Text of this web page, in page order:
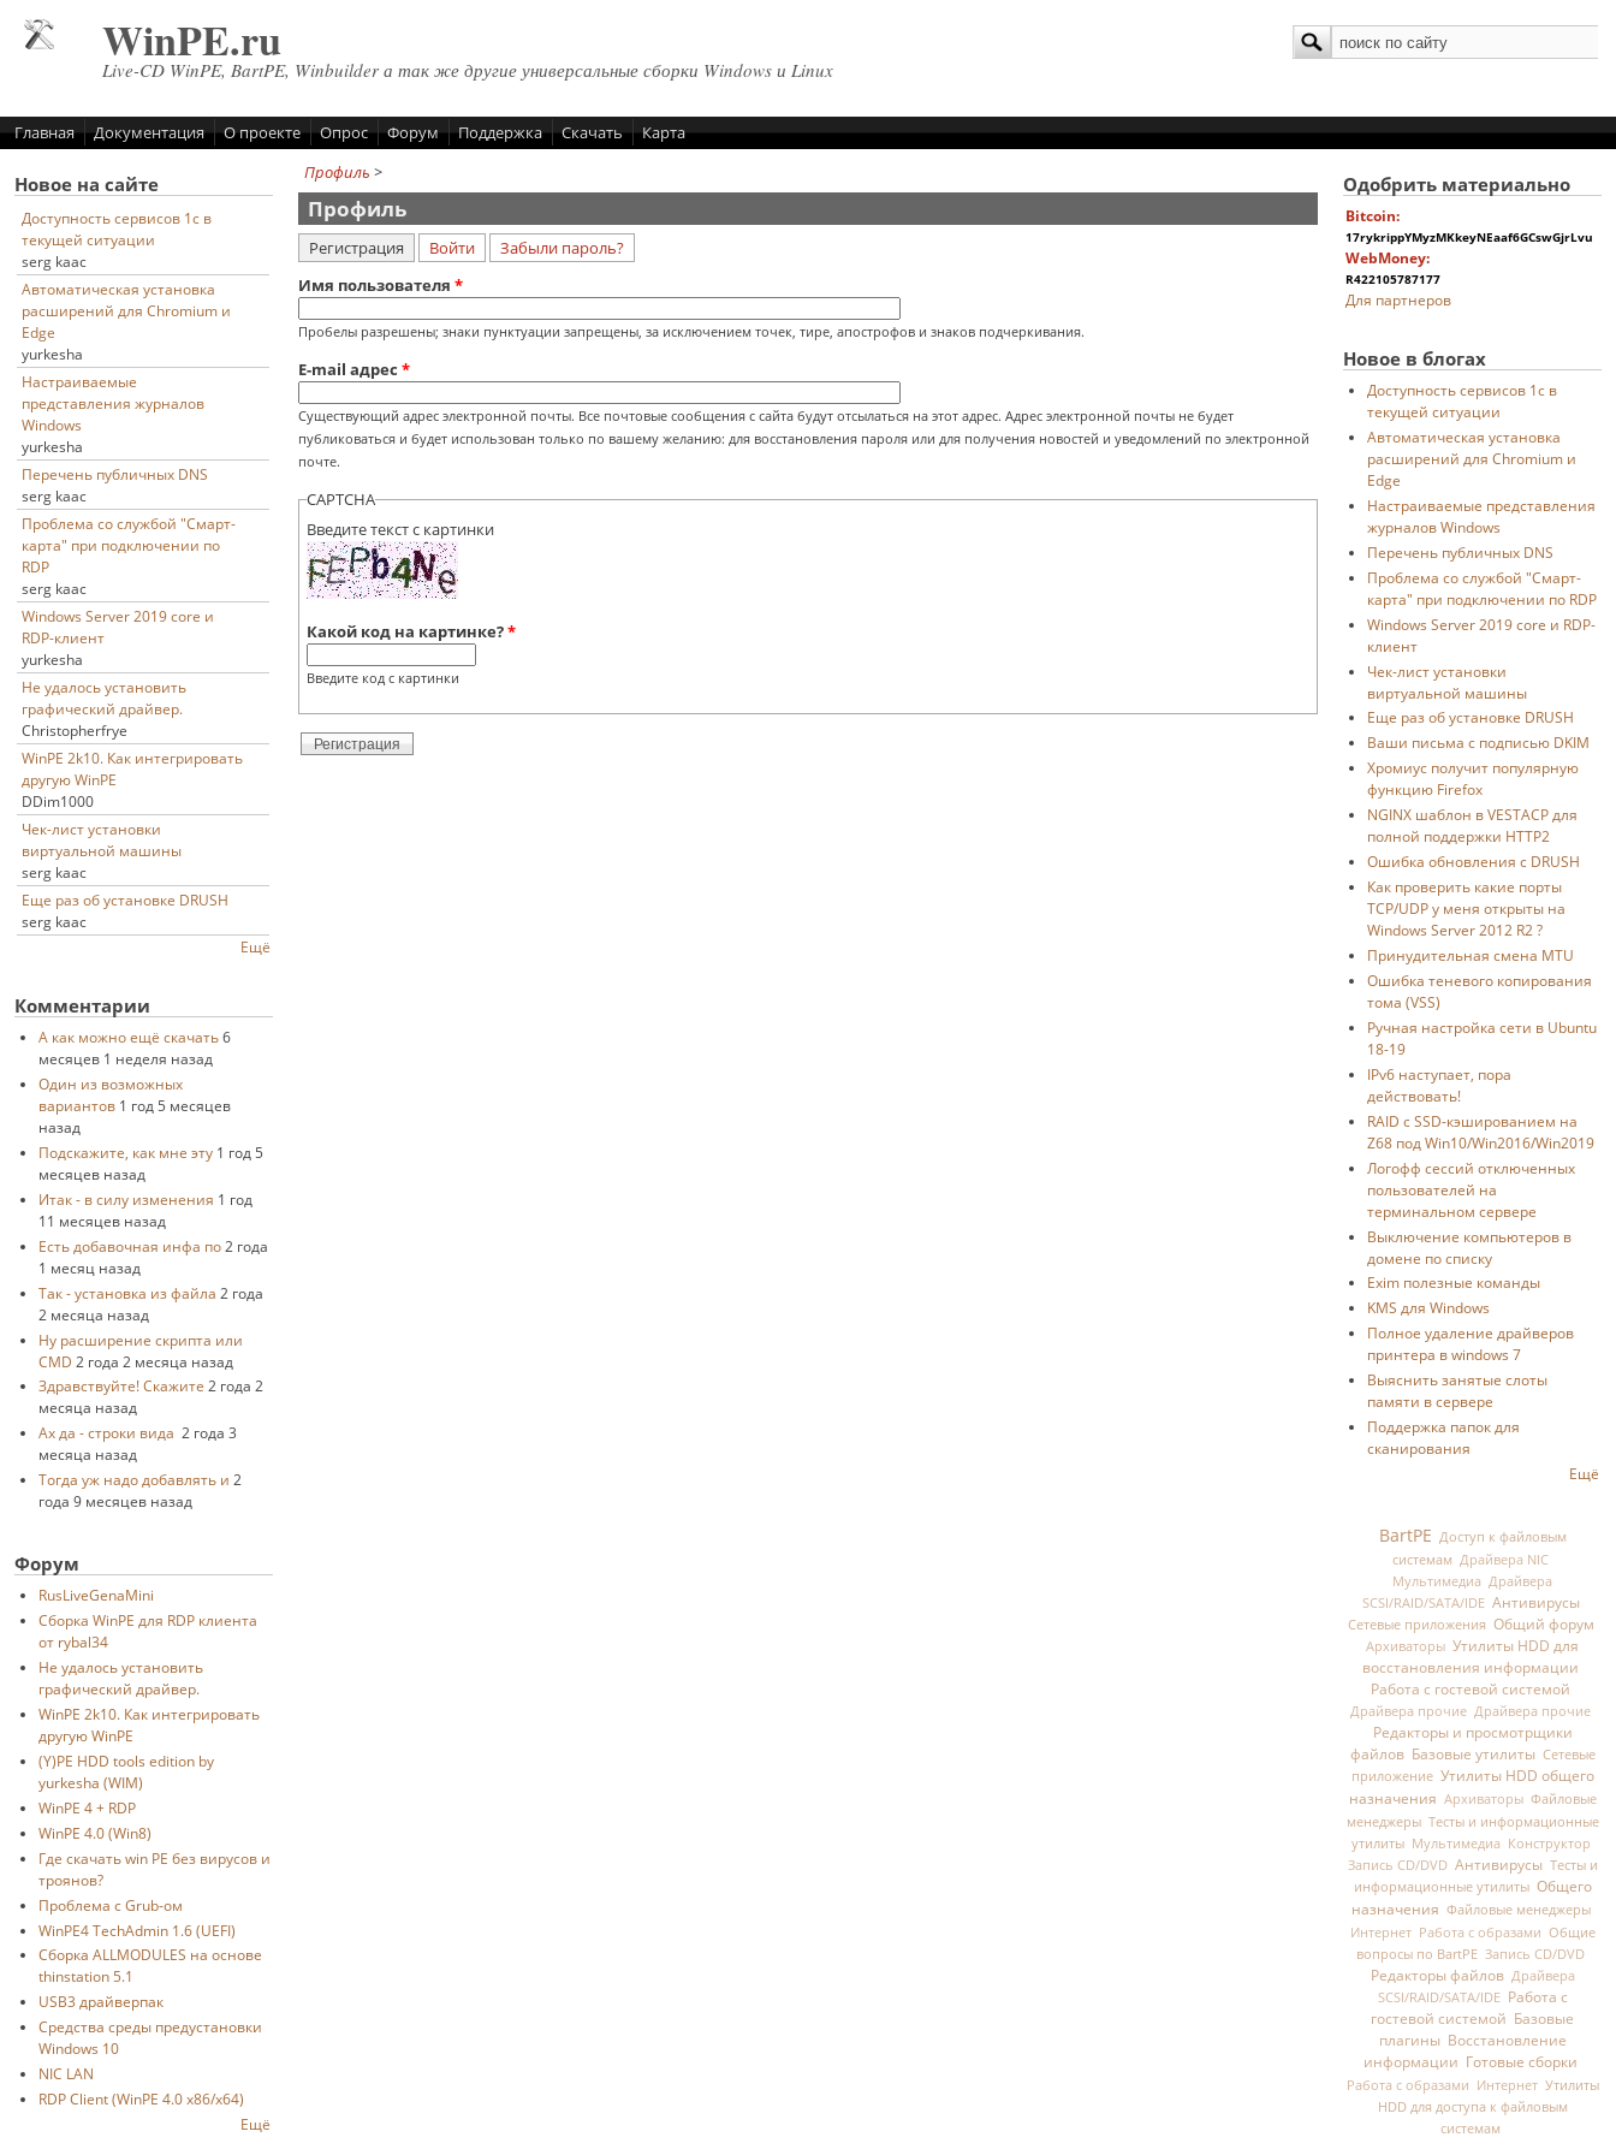
WinPE.ru
Live-CD WinPE, BartPE, Winbuilder а так же другие универсальные сборки Windows и Linux
Форма поиска
Поиск
Главная Документация О проекте Опрос Форум Поддержка Скачать Карта
Новое на сайте
Доступность сервисов 1с в
текущей ситуации
serg kaac
Автоматическая установка
расширений для Chromium и
Edge
yurkesha
Настраиваемые
представления журналов
Windows
yurkesha
Перечень публичных DNS
serg kaac
Проблема со службой "Смарт-
карта" при подключении по
RDP
serg kaac
Windows Server 2019 core и
RDP-клиент
yurkesha
Не удалось установить
графический драйвер.
Christopherfrye
WinPE 2k10. Как интегрировать
другую WinPE
DDim1000
Чек-лист установки
виртуальной машины
serg kaac
Еще раз об установке DRUSH
serg kaac
Ещё
Комментарии
А как можно ещё скачать 6
месяцев 1 неделя назад
Один из возможных
вариантов 1 год 5 месяцев
назад
Подскажите, как мне эту 1 год 5
месяцев назад
Итак - в силу изменения 1 год
11 месяцев назад
Есть добавочная инфа по 2 года
1 месяц назад
Так - установка из файла 2 года
2 месяца назад
Ну расширение скрипта или
CMD 2 года 2 месяца назад
Здравствуйте! Скажите 2 года 2
месяца назад
Ах да - строки вида 2 года 3
месяца назад
Тогда уж надо добавлять и 2
года 9 месяцев назад
Форум
RusLiveGenaMini
Cборка WinPE для RDP клиента
от rybal34
Не удалось установить
графический драйвер.
WinPE 2k10. Как интегрировать
другую WinPE
(Y)PE HDD tools edition by
yurkesha (WIM)
WinPE 4 + RDP
WinPE 4.0 (Win8)
Где скачать win PE без вирусов и
троянов?
Проблема с Grub-ом
WinPE4 TechAdmin 1.6 (UEFI)
Сборка ALLMODULES на основе
thinstation 5.1
USB3 драйверпак
Средства среды предустановки
Windows 10
NIC LAN
RDP Client (WinPE 4.0 x86/x64)
Ещё
Профиль >
Профиль
Главные вкладки
Регистрация (активная вкладка)
Войти
Забыли пароль?
Имя пользователя *
Пробелы разрешены; знаки пунктуации запрещены, за исключением точек, тире, апострофов и знаков подчеркивания.
E-mail адрес *
Существующий адрес электронной почты. Все почтовые сообщения с сайта будут отсылаться на этот адрес. Адрес электронной почты не будет
публиковаться и будет использован только по вашему желанию: для восстановления пароля или для получения новостей и уведомлений по электронной
почте.
CAPTCHA
Введите текст с картинки
Какой код на картинке?*
Введите код с картинки
Одобрить материально
Bitcoin:
17rykrippYMyzMKkeyNEaaf6GCswGjrLvu
WebMoney:
R422105787177
Для партнеров
Новое в блогах
Доступность сервисов 1с в
текущей ситуации
Автоматическая установка
расширений для Chromium и
Edge
Настраиваемые представления
журналов Windows
Перечень публичных DNS
Проблема со службой "Смарт-
карта" при подключении по RDP
Windows Server 2019 core и RDP-
клиент
Чек-лист установки
виртуальной машины
Еще раз об установке DRUSH
Ваши письма с подписью DKIM
Хромиус получит популярную
функцию Firefox
NGINX шаблон в VESTACP для
полной поддержки HTTP2
Ошибка обновления с DRUSH
Как проверить какие порты
TCP/UDP у меня открыты на
Windows Server 2012 R2 ?
Принудительная смена MTU
Ошибка теневого копирования
тома (VSS)
Ручная настройка сети в Ubuntu
18-19
IPv6 наступает, пора
действовать!
RAID с SSD-кэшированием на
Z68 под Win10/Win2016/Win2019
Логофф сессий отключенных
пользователей на
терминальном сервере
Выключение компьютеров в
домене по списку
Exim полезные команды
KMS для Windows
Полное удаление драйверов
принтера в windows 7
Выяснить занятые слоты
памяти в сервере
Поддержка папок для
сканирования
Ещё
BartPE Доступ к файловым
системам Драйвера NIC
Мультимедиа Драйвера
SCSI/RAID/SATA/IDE Антивирусы
Сетевые приложения Общий форум
Архиваторы Утилиты HDD для
восстановления информации
Работа с гостевой системой
Драйвера прочие Драйвера прочие
Редакторы и просмотрщики
файлов Базовые утилиты Сетевые
приложение Утилиты HDD общего
назначения Архиваторы Файловые
менеджеры Тесты и информационные
утилиты Мультимедиа Конструктор
Запись CD/DVD Антивирусы Тесты и
информационные утилиты Общего
назначения Файловые менеджеры
Интернет Работа с образами Общие
вопросы по BartPE Запись CD/DVD
Редакторы файлов Драйвера
SCSI/RAID/SATA/IDE Работа с
гостевой системой Базовые
плагины Восстановление
информации Готовые сборки
Работа с образами Интернет Утилиты
HDD для доступа к файловым
системам